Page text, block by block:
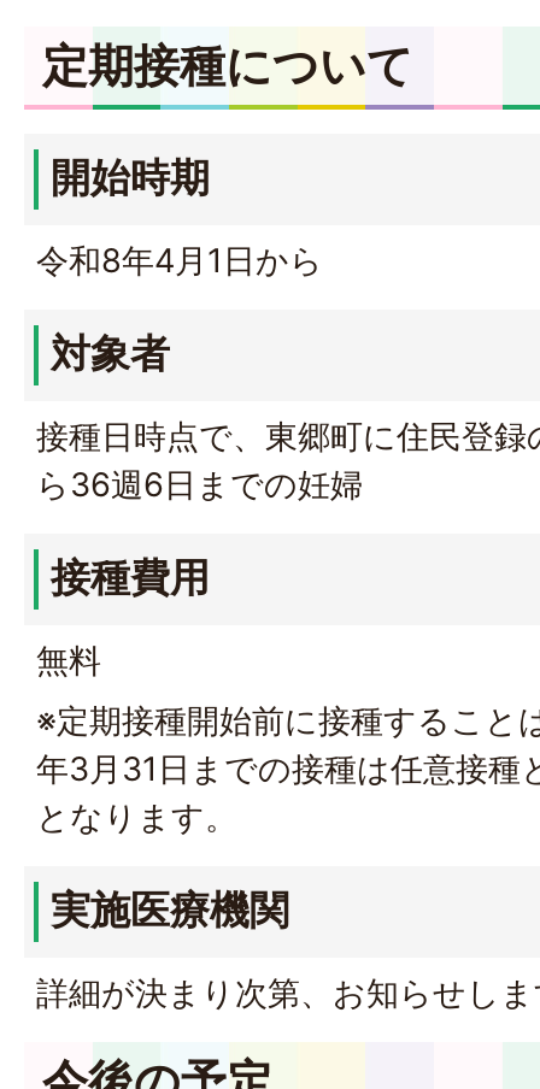
定期接種について
開始時期
令和8年4月1日から
対象者
接種日時点で、東郷町に住民登
ら36週6日までの妊婦
接種費用
無料
※定期接種開始前に接種すること
年3月31日までの接種は任意接種
となります。
実施医療機関
詳細が決まり次第、お知らせし